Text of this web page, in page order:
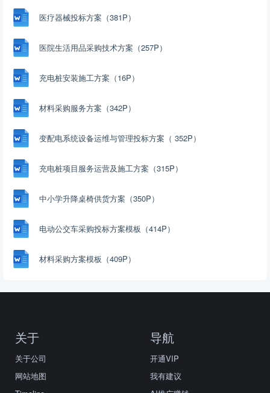
医疗器械投标方案（381P）
医院生活用品采购技术方案（257P）
充电桩安装施工方案（16P）
材料采购服务方案（342P）
变配电系统设备运维与管理投标方案（ 352P）
充电桩项目服务运营及施工方案（315P）
中小学升降桌椅供货方案（350P）
电动公交车采购投标方案模板（414P）
材料采购方案模板（409P）
关于
关于公司
网站地图
导航
开通VIP
我有建议